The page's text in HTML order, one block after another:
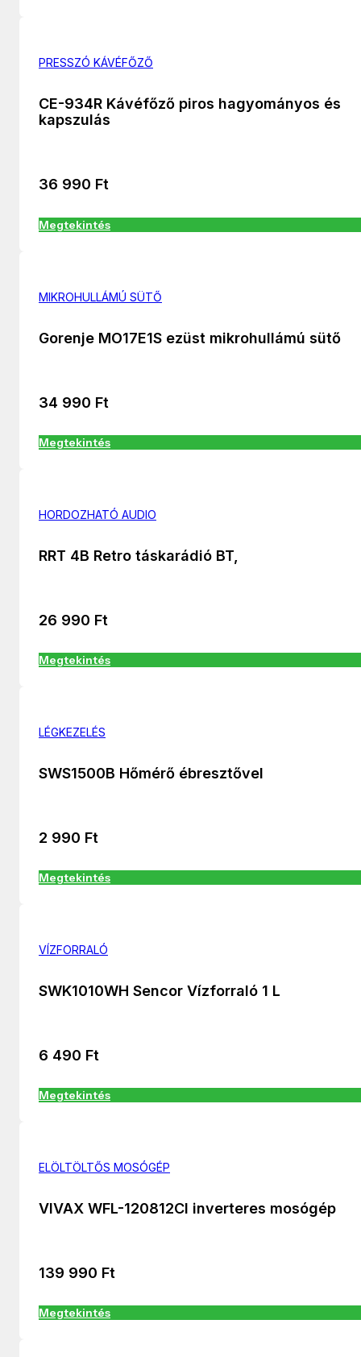
PRESSZÓ KÁVÉFŐZŐ
CE-934R Kávéfőző piros hagyományos és
kapszulás
36 990 Ft
Megtekintés
MIKROHULLÁMÚ SÜTŐ
Gorenje MO17E1S ezüst mikrohullámú sütő
34 990 Ft
Megtekintés
HORDOZHATÓ AUDIO
RRT 4B Retro táskarádió BT,
26 990 Ft
Megtekintés
LÉGKEZELÉS
SWS1500B Hőmérő ébresztővel
2 990 Ft
Megtekintés
VÍZFORRALÓ
SWK1010WH Sencor Vízforraló 1 L
6 490 Ft
Megtekintés
ELÖLTÖLTŐS MOSÓGÉP
VIVAX WFL-120812CI inverteres mosógép
139 990 Ft
Megtekintés